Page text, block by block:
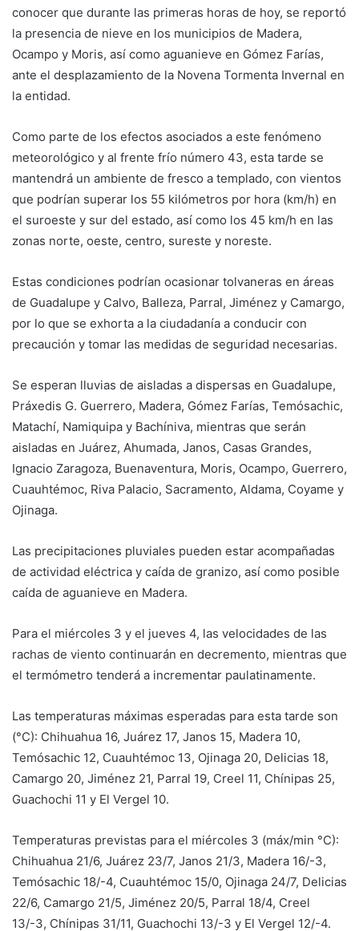
conocer que durante las primeras horas de hoy, se reportó
la presencia de nieve en los municipios de Madera,
Ocampo y Moris, así como aguanieve en Gómez Farías,
ante el desplazamiento de la Novena Tormenta Invernal en
la entidad.
Como parte de los efectos asociados a este fenómeno
meteorológico y al frente frío número 43, esta tarde se
mantendrá un ambiente de fresco a templado, con vientos
que podrían superar los 55 kilómetros por hora (km/h) en
el suroeste y sur del estado, así como los 45 km/h en las
zonas norte, oeste, centro, sureste y noreste.
Estas condiciones podrían ocasionar tolvaneras en áreas
de Guadalupe y Calvo, Balleza, Parral, Jiménez y Camargo,
por lo que se exhorta a la ciudadanía a conducir con
precaución y tomar las medidas de seguridad necesarias.
Se esperan lluvias de aisladas a dispersas en Guadalupe,
Práxedis G. Guerrero, Madera, Gómez Farías, Temósachic,
Matachí, Namiquipa y Bachíniva, mientras que serán
aisladas en Juárez, Ahumada, Janos, Casas Grandes,
Ignacio Zaragoza, Buenaventura, Moris, Ocampo, Guerrero,
Cuauhtémoc, Riva Palacio, Sacramento, Aldama, Coyame y
Ojinaga.
Las precipitaciones pluviales pueden estar acompañadas
de actividad eléctrica y caída de granizo, así como posible
caída de aguanieve en Madera.
Para el miércoles 3 y el jueves 4, las velocidades de las
rachas de viento continuarán en decremento, mientras que
el termómetro tenderá a incrementar paulatinamente.
Las temperaturas máximas esperadas para esta tarde son
(°C): Chihuahua 16, Juárez 17, Janos 15, Madera 10,
Temósachic 12, Cuauhtémoc 13, Ojinaga 20, Delicias 18,
Camargo 20, Jiménez 21, Parral 19, Creel 11, Chínipas 25,
Guachochi 11 y El Vergel 10.
Temperaturas previstas para el miércoles 3 (máx/min °C):
Chihuahua 21/6, Juárez 23/7, Janos 21/3, Madera 16/-3,
Temósachic 18/-4, Cuauhtémoc 15/0, Ojinaga 24/7, Delicias
22/6, Camargo 21/5, Jiménez 20/5, Parral 18/4, Creel
13/-3, Chínipas 31/11, Guachochi 13/-3 y El Vergel 12/-4.